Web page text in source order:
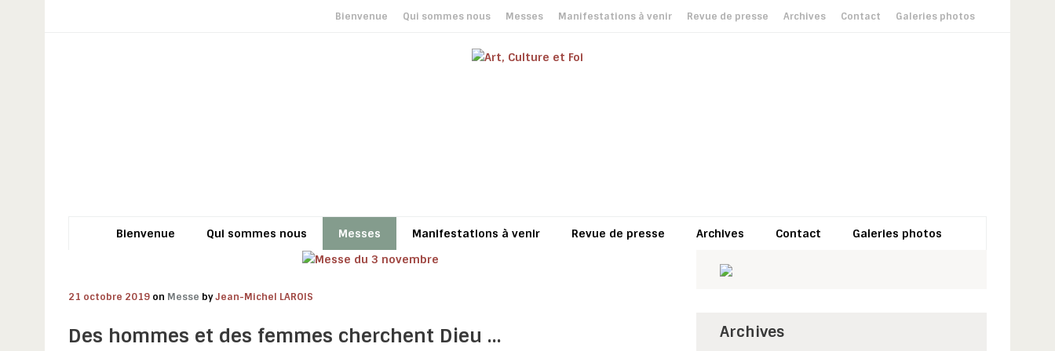
Bienvenue Qui sommes nous Messes Manifestations à venir Revue de presse Archives Contact Galeries photos
Bienvenue Qui sommes nous Messes Manifestations à venir Revue de presse Archives Contact Galeries photos
21 octobre 2019 on Messe byJean-Michel LAROIS
Des hommes et des femmes cherchent Dieu … Archives